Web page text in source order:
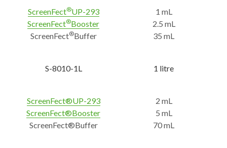
ScreenFect®UP-293
ScreenFect®Booster
ScreenFect®Buffer
1 mL
2.5 mL
35 mL
S-8010-1L 1 litre
ScreenFect®UP-293
ScreenFect®Booster
ScreenFect®Buffer
2 mL
5 mL
70 mL